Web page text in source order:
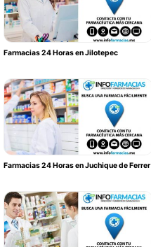
Farmacias 24 Horas en Jilotepec
Farmacias 24 Horas en Juchique de Ferrer